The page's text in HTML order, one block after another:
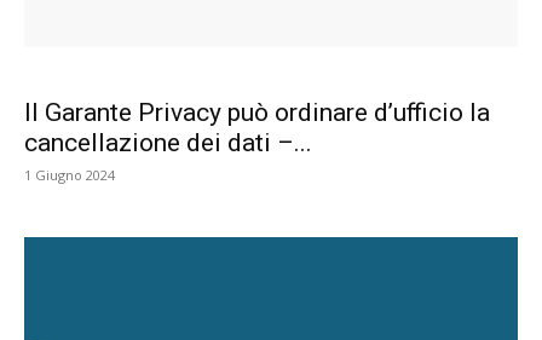
Il Garante Privacy può ordinare d’ufficio la
cancellazione dei dati –...
1 Giugno 2024